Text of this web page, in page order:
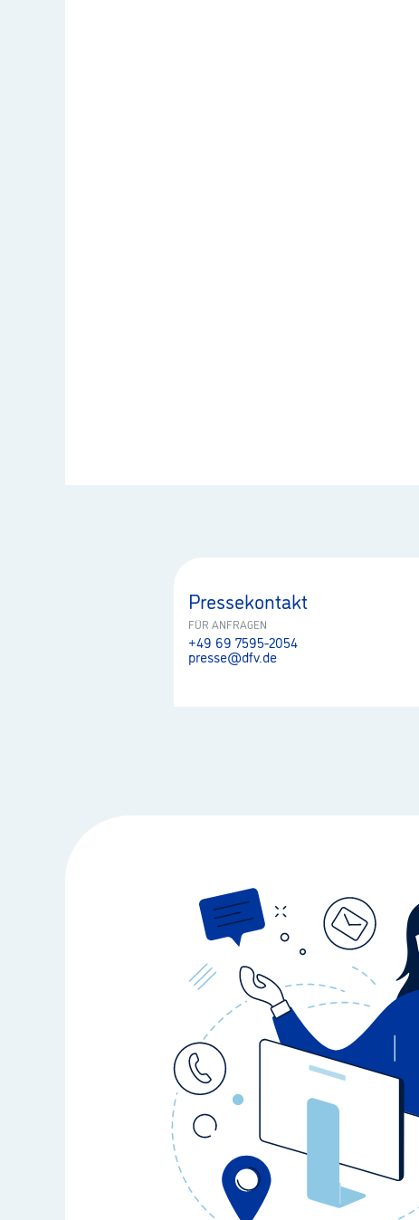
Pressekontakt
FÜR ANFRAGEN
+49 69 7595-2054
presse@dfv.de